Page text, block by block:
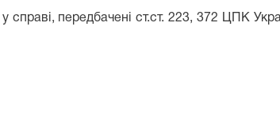
справі, передбачені ст.ст. 223, 372 ЦПК